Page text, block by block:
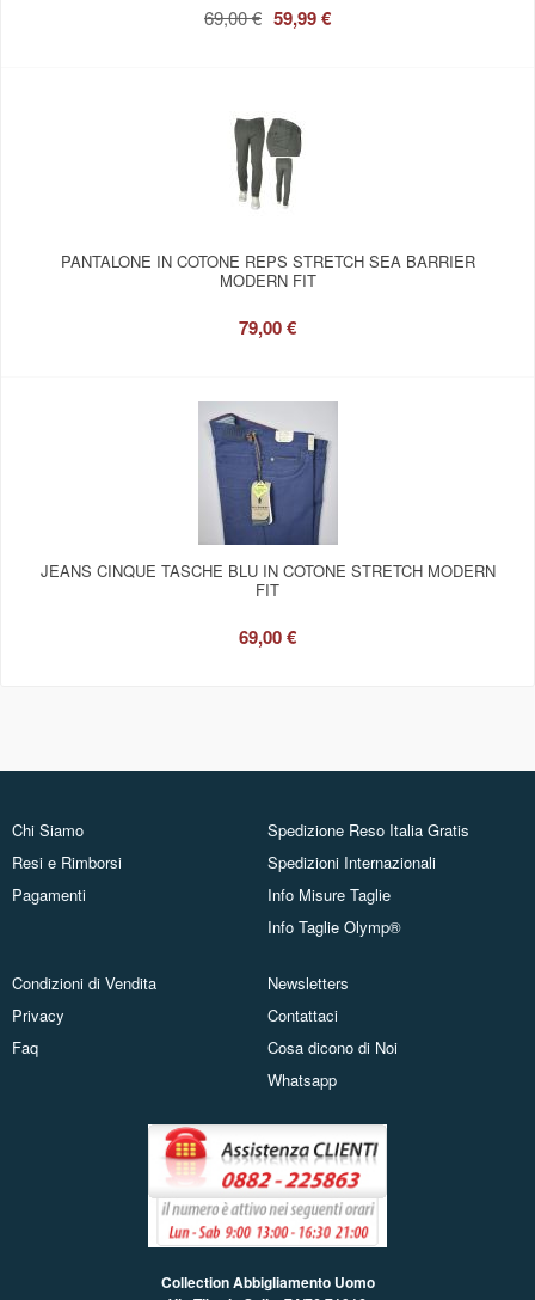
69,00 € 59,99 €
PANTALONE IN COTONE REPS STRETCH SEA BARRIER
MODERN FIT
79,00 €
JEANS CINQUE TASCHE BLU IN COTONE STRETCH MODERN
FIT
69,00 €
Chi Siamo
Resi e Rimborsi
Pagamenti
Spedizione Reso Italia Gratis
Spedizioni Internazionali
Info Misure Taglie
Info Taglie Olymp®
Condizioni di Vendita
Privacy
Faq
Newsletters
Contattaci
Cosa dicono di Noi
Whatsapp
Collection Abbigliamento Uomo